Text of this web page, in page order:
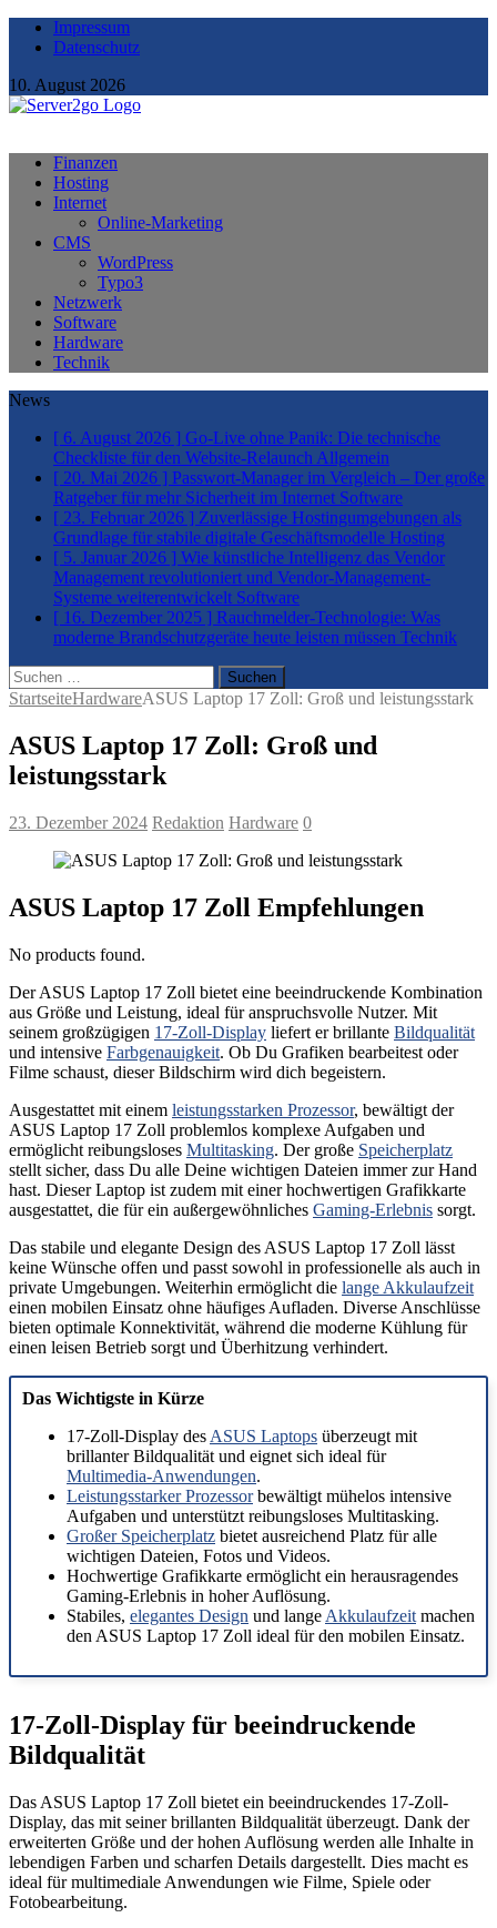
Impressum
Datenschutz
10. August 2026
Finanzen
Hosting
Internet
Online-Marketing
CMS
WordPress
Typo3
Netzwerk
Software
Hardware
Technik
News
[ 6. August 2026 ] Go-Live ohne Panik: Die technische
Checkliste für den Website-Relaunch Allgemein
[ 20. Mai 2026 ] Passwort-Manager im Vergleich – Der große
Ratgeber für mehr Sicherheit im Internet Software
[ 23. Februar 2026 ] Zuverlässige Hostingumgebungen als
Grundlage für stabile digitale Geschäftsmodelle Hosting
[ 5. Januar 2026 ] Wie künstliche Intelligenz das Vendor
Management revolutioniert und Vendor-Management-
Systeme weiterentwickelt Software
[ 16. Dezember 2025 ] Rauchmelder-Technologie: Was
moderne Brandschutzgeräte heute leisten müssen Technik
Suchen
nach:
StartseiteHardwareASUS Laptop 17 Zoll: Groß und leistungsstark
ASUS Laptop 17 Zoll: Groß und
leistungsstark
23. Dezember 2024 Redaktion Hardware 0
ASUS Laptop 17 Zoll Empfehlungen
No products found.
Der ASUS Laptop 17 Zoll bietet eine beeindruckende Kombination
aus Größe und Leistung, ideal für anspruchsvolle Nutzer. Mit
seinem großzügigen 17-Zoll-Display liefert er brillante Bildqualität
und intensive Farbgenauigkeit. Ob Du Grafiken bearbeitest oder
Filme schaust, dieser Bildschirm wird dich begeistern.
Ausgestattet mit einem leistungsstarken Prozessor, bewältigt der
ASUS Laptop 17 Zoll problemlos komplexe Aufgaben und
ermöglicht reibungsloses Multitasking. Der große Speicherplatz
stellt sicher, dass Du alle Deine wichtigen Dateien immer zur Hand
hast. Dieser Laptop ist zudem mit einer hochwertigen Grafikkarte
ausgestattet, die für ein außergewöhnliches Gaming-Erlebnis sorgt.
Das stabile und elegante Design des ASUS Laptop 17 Zoll lässt
keine Wünsche offen und passt sowohl in professionelle als auch in
private Umgebungen. Weiterhin ermöglicht die lange Akkulaufzeit
einen mobilen Einsatz ohne häufiges Aufladen. Diverse Anschlüsse
bieten optimale Konnektivität, während die moderne Kühlung für
einen leisen Betrieb sorgt und Überhitzung verhindert.
Das Wichtigste in Kürze
17-Zoll-Display des ASUS Laptops überzeugt mit
brillanter Bildqualität und eignet sich ideal für
Multimedia-Anwendungen.
Leistungsstarker Prozessorbewältigt mühelos intensive
Aufgaben und unterstützt reibungsloses Multitasking.
Großer Speicherplatz bietet ausreichend Platz für alle
wichtigen Dateien, Fotos und Videos.
Hochwertige Grafikkarte ermöglicht ein herausragendes
Gaming-Erlebnis in hoher Auflösung.
Stabiles, elegantes Design und lange Akkulaufzeit machen
den ASUS Laptop 17 Zoll ideal für den mobilen Einsatz.
17-Zoll-Display für beeindruckende
Bildqualität
Das ASUS Laptop 17 Zoll bietet ein beeindruckendes 17-Zoll-
Display, das mit seiner brillanten Bildqualität überzeugt. Dank der
erweiterten Größe und der hohen Auflösung werden alle Inhalte in
lebendigen Farben und scharfen Details dargestellt. Dies macht es
ideal für multimediale Anwendungen wie Filme, Spiele oder
Fotobearbeitung.